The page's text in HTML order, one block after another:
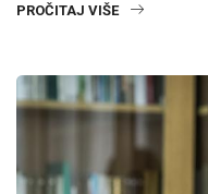
PROČITAJ VIŠE